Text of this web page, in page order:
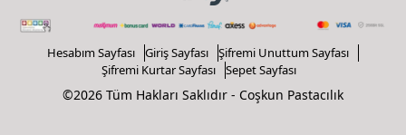
Hesabım Sayfası Giriş Sayfası
Şifremi Unuttum Sayfası
Şifremi Kurtar Sayfası
Sepet Sayfası
©2026 Tüm Hakları Saklıdır - Coşkun Pastacılık